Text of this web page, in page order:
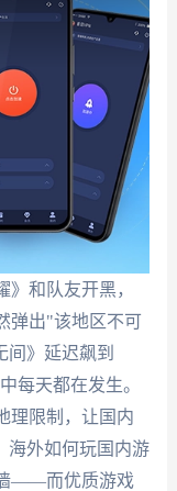
和队友开黑，
弹出"该地区不可
间》延迟飙到
每天都在发生。
理限制，让国内
海外如何玩国内游
——而优质游戏